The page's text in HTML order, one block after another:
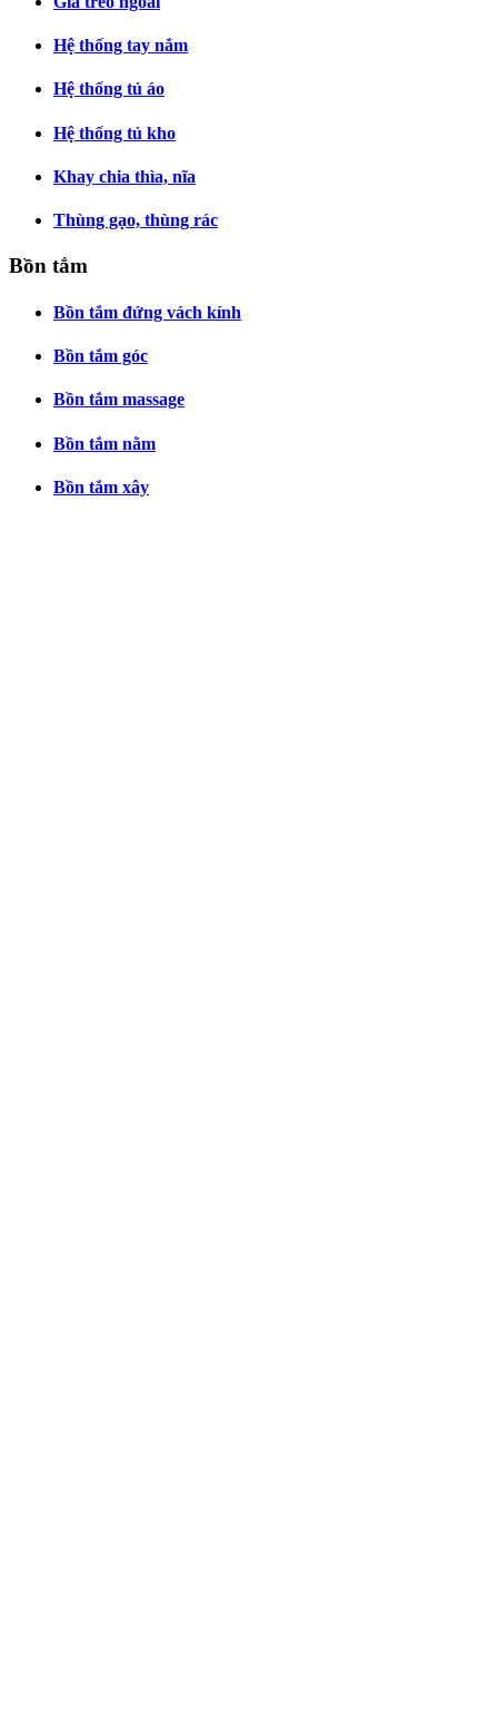
Hệ thống tay nắm
Hệ thống tủ áo
Hệ thống tủ kho
Khay chia thìa, nĩa
Thùng gạo, thùng rác
Bồn tắm
Bồn tắm đứng vách kính
Bồn tắm góc
Bồn tắm massage
Bồn tắm nằm
Bồn tắm xây